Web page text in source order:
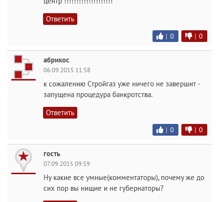
Ответить
| 0 | 0
абрикос
06.09.2015 11:58
к сожалению Стройгаз уже ничего не завершит -
запущена процедура банкротства.
Ответить
| 0 | 0
гость
07.09.2015 09:59
Ну какие все умные(комментаторы), почему же до
сих пор вы нищие и не губернаторы?